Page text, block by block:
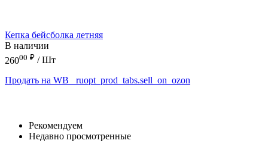
Кепка бейсболка летняя
В наличии
26000 ₽ / Шт
Продать на WB
_ruopt_prod_tabs.sell_on_ozon
Рекомендуем
Недавно просмотренные